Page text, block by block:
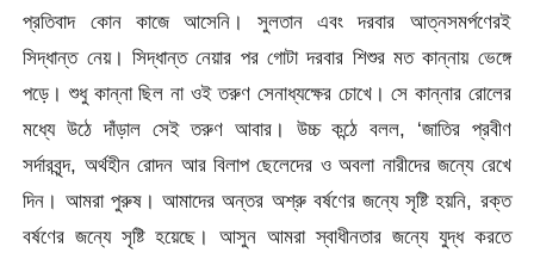
প্রতিবাদ কোন কাজে আসেনি। সুলতান এবং দরবার আত্নসমর্পণেরই
সিদ্ধান্ত নেয়। সিদ্ধান্ত নেয়ার পর গোটা দরবার শিশুর মত কান্নায় ভেঙ্গে
পড়ে। শুধু কান্না ছিল না ওই তরুণ সেনাধ্যক্ষের চোখে। সে কান্নার রোলের
মধ্যে উঠে দাঁড়াল সেই তরুণ আবার। উচ্চ কন্ঠে বলল, ‘জাতির প্রবীণ
সর্দারবৃন্দ, অর্থহীন রোদন আর বিলাপ ছেলেদের ও অবলা নারীদের জন্যে রেখে
দিন। আমরা পুরুষ। আমাদের অন্তর অশ্রু বর্ষণের জন্যে সৃষ্টি হয়নি, রক্ত
বর্ষণের জন্যে সৃষ্টি হয়েছে। আসুন আমরা স্বাধীনতার জন্যে যুদ্ধ করতে